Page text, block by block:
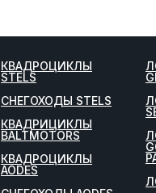
КВАДРОЦИКЛЫ
STELS
СНЕГОХОДЫ STELS
КВАДРИЦИКЛЫ
BALTMOTORS
КВАДРОЦИКЛЫ
AODES